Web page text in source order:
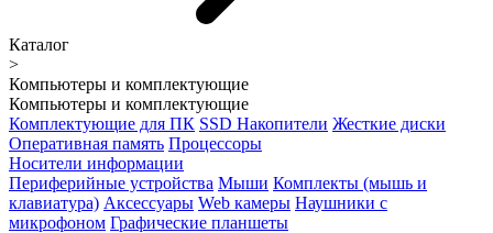
Каталог
>
Компьютеры и комплектующие
Компьютеры и комплектующие
Комплектующие для ПК SSD Накопители Жесткие диски
Оперативная память Процессоры
Носители информации
Периферийные устройства Мыши Комплекты (мышь и
клавиатура) Аксессуары Web камеры Наушники с
микрофоном Графические планшеты